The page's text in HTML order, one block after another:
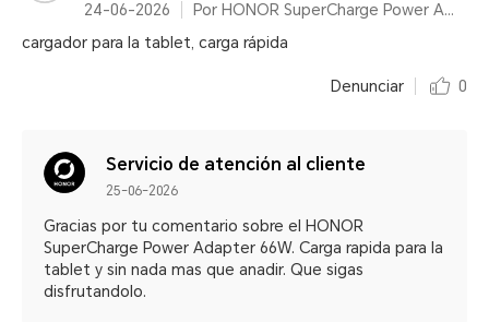
24-06-2026
Por HONOR SuperCharge Power Adapter (Max 66W) White
cargador para la tablet, carga rápida
Denunciar 0
Servicio de atención al cliente
25-06-2026
Gracias por tu comentario sobre el HONOR
SuperCharge Power Adapter 66W. Carga rapida para la
tablet y sin nada mas que anadir. Que sigas
disfrutandolo.